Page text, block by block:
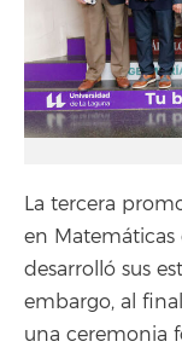
La tercera
en Matemáticas
desarrolló sus
embargo, al
una ceremonia